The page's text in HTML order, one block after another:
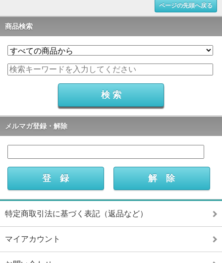
ページの先頭へ戻る
商品検索
メルマガ登録・解除
特定商取引法に基づく表記（返品など）
マイアカウント